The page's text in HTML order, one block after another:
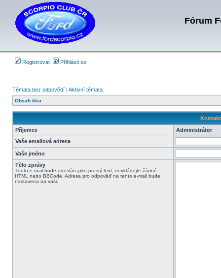
Fórum
Registrovat Přihlásit se
Témata bez odpovědí | Aktivní témata
Obsah fóra
Příjemce
Administrátor
Vaše emailová adresa
Vaše jméno
Tělo zprávy
Tento e-mail bude odeslán jako prostý text, nevkládejte žádné
HTML nebo BBCode. Adresa pro odpověď na tento e-mail bude
nastavena na vaši.